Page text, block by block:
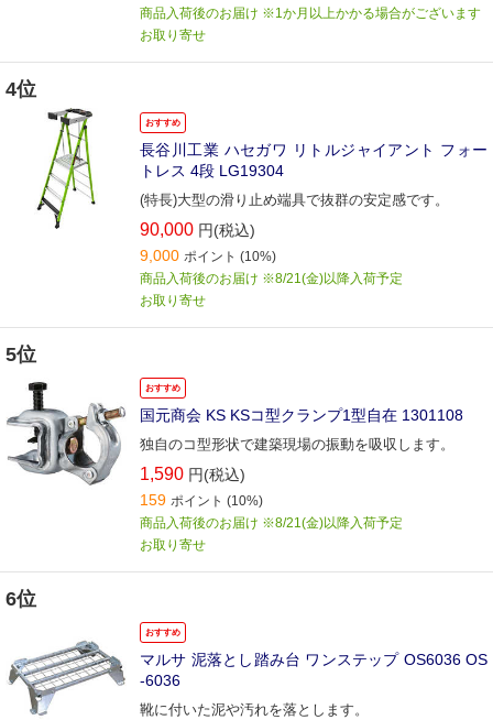
商品入荷後のお届け ※1か月以上かかる場合がございます
お取り寄せ
4位
おすすめ
長谷川工業 ハセガワ リトルジャイアント フォー
トレス 4段 LG19304
(特長)大型の滑り止め端具で抜群の安定感です。
90,000 円(税込)
9,000 ポイント (10%)
商品入荷後のお届け ※8/21(金)以降入荷予定
お取り寄せ
5位
おすすめ
国元商会 KS KSコ型クランプ1型自在 1301108
独自のコ型形状で建築現場の振動を吸収します。
1,590 円(税込)
159 ポイント (10%)
商品入荷後のお届け ※8/21(金)以降入荷予定
お取り寄せ
6位
おすすめ
マルサ 泥落とし踏み台 ワンステップ OS6036 OS
-6036
靴に付いた泥や汚れを落とします。